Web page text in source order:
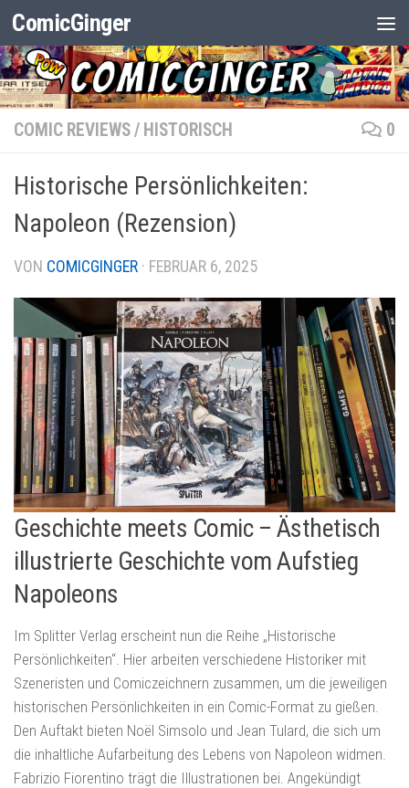
Zum Inhalt springen
ComicGinger
COMIC REVIEWS/ HISTORISCH 0
Historische Persönlichkeiten:
Napoleon (Rezension)
VON COMICGINGER · FEBRUAR 6, 2025
Geschichte meets Comic – Ästhetisch
illustrierte Geschichte vom Aufstieg
Napoleons
Im Splitter Verlag erscheint nun die Reihe „Historische
Persönlichkeiten“. Hier arbeiten verschiedene Historiker mit
Szeneristen und Comiczeichnern zusammen, um die jeweiligen
historischen Persönlichkeiten in ein Comic-Format zu gießen.
Den Auftakt bieten Noël Simsolo und Jean Tulard, die sich um
die inhaltliche Aufarbeitung des Lebens von Napoleon widmen.
Fabrizio Fiorentino trägt die Illustrationen bei. Angekündigt